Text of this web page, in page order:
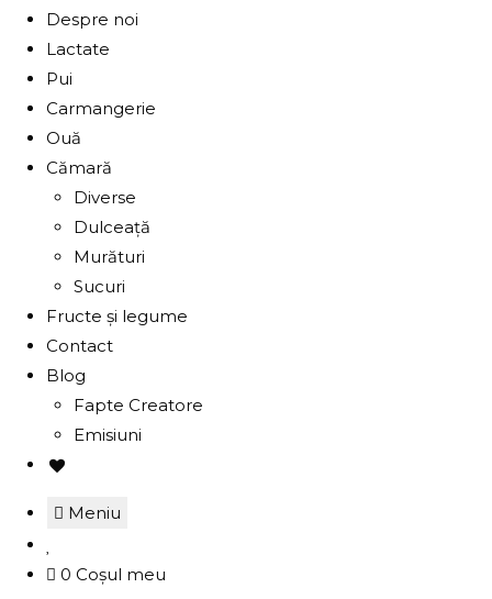
Despre noi
Lactate
Pui
Carmangerie
Ouă
Cămară
Diverse
Dulceață
Murături
Sucuri
Fructe și legume
Contact
Blog
Fapte Creatore
Emisiuni
Meniu
0 Coșul meu